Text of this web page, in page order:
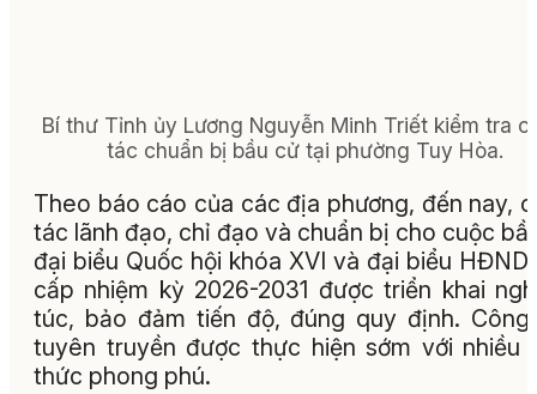
Bí thư Tỉnh ủy Lương Nguyễn Minh Triết kiểm tra
tác chuẩn bị bầu cử tại phường Tuy Hòa.
Theo báo cáo của các địa phương, đến nay,
tác lãnh đạo, chỉ đạo và chuẩn bị cho cuộc
đại biểu Quốc hội khóa XVI và đại biểu HĐND
cấp nhiệm kỳ 2026-2031 được triển khai
túc, bảo đảm tiến độ, đúng quy định.
tuyên truyền được thực hiện sớm với nhiều
thức phong phú.